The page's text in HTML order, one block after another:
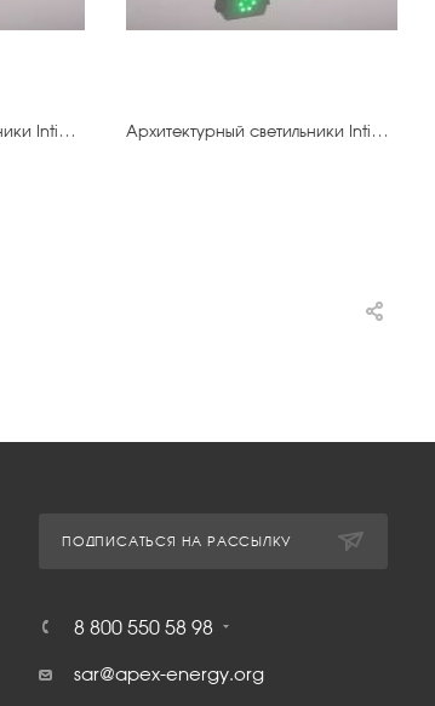
Архитектурный светильники IntiDOT-20.200 IMF6-0,3FC-120CL24 Архитектурный светильники IntiDOT-30.200 IMF6-0,3FC-120CL24
ПОДПИСАТЬСЯ НА РАССЫЛКУ
8 800 550 58 98
sar@apex-energy.org